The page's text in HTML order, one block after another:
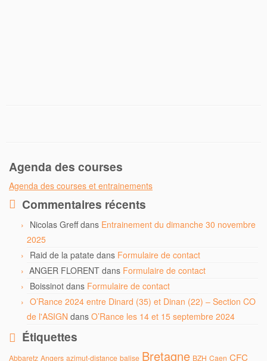
Agenda des courses
Agenda des courses et entrainements
Commentaires récents
Nicolas Greffdans Entrainement du dimanche 30 novembre
2025
Raid de la patate dans Formulaire de contact
ANGER FLORENT dans Formulaire de contact
Boissinot dans Formulaire de contact
O’Rance 2024 entre Dinard (35) et Dinan (22) – Section CO
de l'ASIGN dans O’Rance les 14 et 15 septembre 2024
Étiquettes
Abbaretz Angers azimut-distance balise Bretagne BZH Caen CFC